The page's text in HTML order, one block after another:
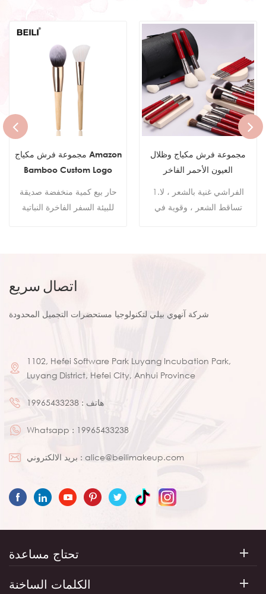
مجموعة فرش مكياج Amazon
Bamboo Custom Logo
Makeup Brush Brushes
حار بيع كمية منخفضة صديقة
للبيئة السفر الفاخرة النباتية
مجموعة فرش مكياج وظلال
العيون الأحمر الفاخر
1.الفراشي غنية بالشعر ، لا
تساقط الشعر ، وقوية في
وناعمة ولا تؤذي البشرة. 4-
مقاوم للرطوبة والعفن. 5 تم
تصميم المقبض بعناصر عيد الميلاد
اتصال سريع
شركة آنهوي بيلي لتكنولوجيا مستحضرات التجميل المحدودة
1102, Hefei Software Park Luyang Incubation Park,
Luyang District, Hefei City, Anhui Province
هاتف : 19965433238
Whatsapp : 19965433238
بريد الالكتروني : alice@beilimakeup.com
تحتاج مساعدة
الكلمات الساخنة